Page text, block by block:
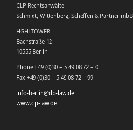
CLP Rechtsanwälte
Schmidt, Wittenberg, Scheffen & Partner mbB
HGHI TOWER
Bachstraße 12
10555 Berlin
Phone +49 (0)30 – 5 49 08 72 – 0
Fax +49 (0)30 – 5 49 08 72 – 99
info-berlin@clp-law.de
www.clp-law.de